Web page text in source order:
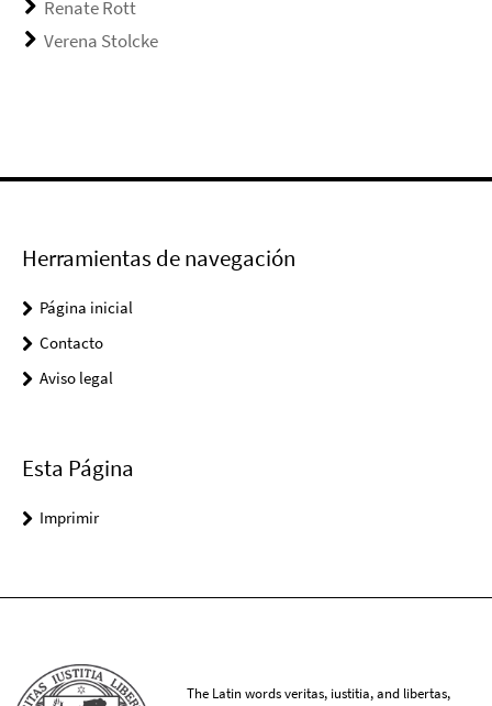
Renate Rott
Verena Stolcke
Herramientas de navegación
Página inicial
Contacto
Aviso legal
Esta Página
Imprimir
The Latin words veritas, iustitia, and libertas,